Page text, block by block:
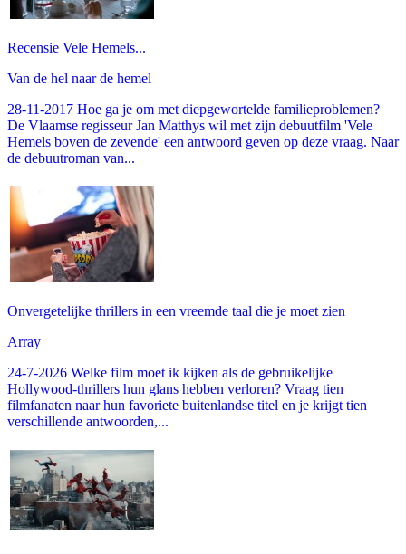
Recensie Vele Hemels...
Van de hel naar de hemel
28-11-2017 Hoe ga je om met diepgewortelde familieproblemen?
De Vlaamse regisseur Jan Matthys wil met zijn debuutfilm 'Vele
Hemels boven de zevende' een antwoord geven op deze vraag. Naar
de debuutroman van...
Onvergetelijke thrillers in een vreemde taal die je moet zien
Array
24-7-2026 Welke film moet ik kijken als de gebruikelijke
Hollywood-thrillers hun glans hebben verloren? Vraag tien
filmfanaten naar hun favoriete buitenlandse titel en je krijgt tien
verschillende antwoorden,...